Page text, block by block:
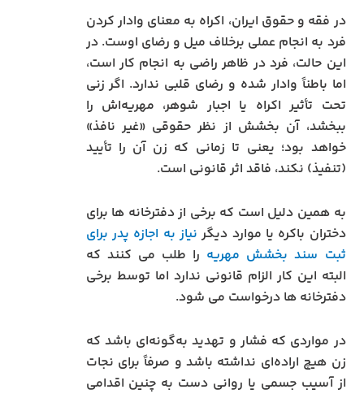
در فقه و حقوق ایران، اکراه به معنای وادار کردن
فرد به انجام عملی برخلاف میل و رضای اوست. در
این حالت، فرد در ظاهر راضی به انجام کار است،
اما باطناً وادار شده و رضای قلبی ندارد. اگر زنی
تحت تأثیر اکراه یا اجبار شوهر، مهریه‌اش را
ببخشد، آن بخشش از نظر حقوقی «غیر نافذ»
خواهد بود؛ یعنی تا زمانی که زن آن را تأیید
(تنفیذ) نکند، فاقد اثر قانونی است.
به همین دلیل است که برخی از دفترخانه ها برای
دختران باکره یا موارد دیگر نیاز به اجازه پدر برای
ثبت سند بخشش مهریه را طلب می کنند که
البته این کار الزام قانونی ندارد اما توسط برخی
دفترخانه ها درخواست می شود.
در مواردی که فشار و تهدید به‌گونه‌ای باشد که
زن هیچ اراده‌ای نداشته باشد و صرفاً برای نجات
از آسیب جسمی یا روانی دست به چنین اقدامی